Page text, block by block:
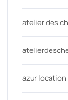
atelier des
azur location